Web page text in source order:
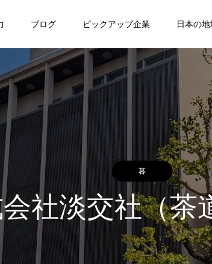
ブログ ピックアップ企業 日本の地
暮
社淡交社（茶